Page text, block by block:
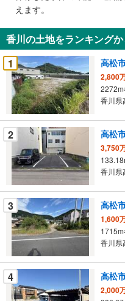
知
を
受
け
取
る
・
条
件
マ
ペ
ー
ジ
に
存
す
る
えます。
香川の土地をランキング
1
高松
2,800
2272m
香川県
2 高松
3,750
香川県
3 高松
1,600
1715m
香川県
4 高松
2,000